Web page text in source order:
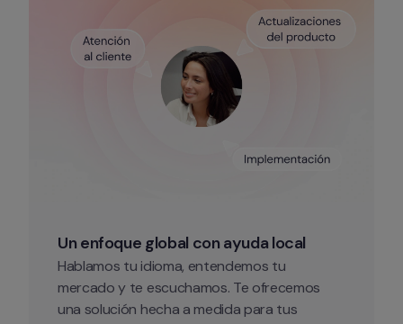
Un enfoque global con ayuda local
Hablamos tu idioma, entendemos tu
mercado y te escuchamos. Te ofrecemos
una solución hecha a medida para tus